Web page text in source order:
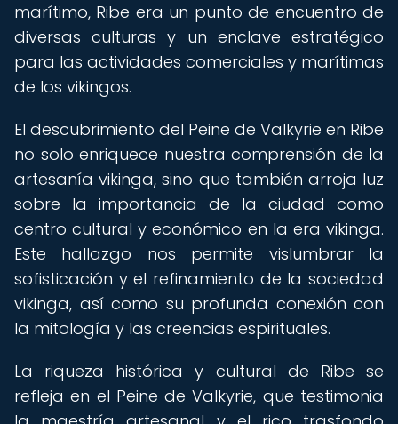
marítimo, Ribe era un punto de encuentro de
diversas culturas y un enclave estratégico
para las actividades comerciales y marítimas
de los vikingos.
El descubrimiento del Peine de Valkyrie en Ribe
no solo enriquece nuestra comprensión de la
artesanía vikinga, sino que también arroja luz
sobre la importancia de la ciudad como
centro cultural y económico en la era vikinga.
Este hallazgo nos permite vislumbrar la
sofisticación y el refinamiento de la sociedad
vikinga, así como su profunda conexión con
la mitología y las creencias espirituales.
La riqueza histórica y cultural de Ribe se
refleja en el Peine de Valkyrie, que testimonia